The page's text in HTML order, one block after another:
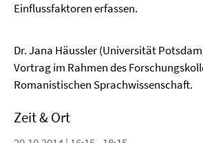
Einflussfaktoren erfassen.
Dr. Jana Häussler (Universität
Vortrag im Rahmen des
Romanistischen Sprachwissenschaft.
Zeit & Ort